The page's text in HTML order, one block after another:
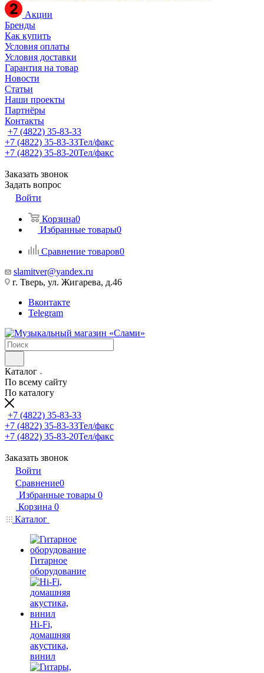
Акции
Бренды
Как купить
Условия оплаты
Условия доставки
Гарантия на товар
Новости
Статьи
Наши проекты
Партнёры
Контакты
+7 (4822) 35-83-33
+7 (4822) 35-83-33Тел/факс
+7 (4822) 35-83-20Тел/факс
Заказать звонок
Задать вопрос
Войти
Корзина0
Избранные товары0
Сравнение товаров0
slamitver@yandex.ru
г. Тверь, ул. Жигарева, д.46
Вконтакте
Telegram
Каталог
По всему сайту
По каталогу
+7 (4822) 35-83-33
+7 (4822) 35-83-33Тел/факс
+7 (4822) 35-83-20Тел/факс
Заказать звонок
Войти
Сравнение0
Избранные товары 0
Корзина 0
Каталог
Гитарное
оборудование
Hi-Fi,
домашняя
акустика,
винил